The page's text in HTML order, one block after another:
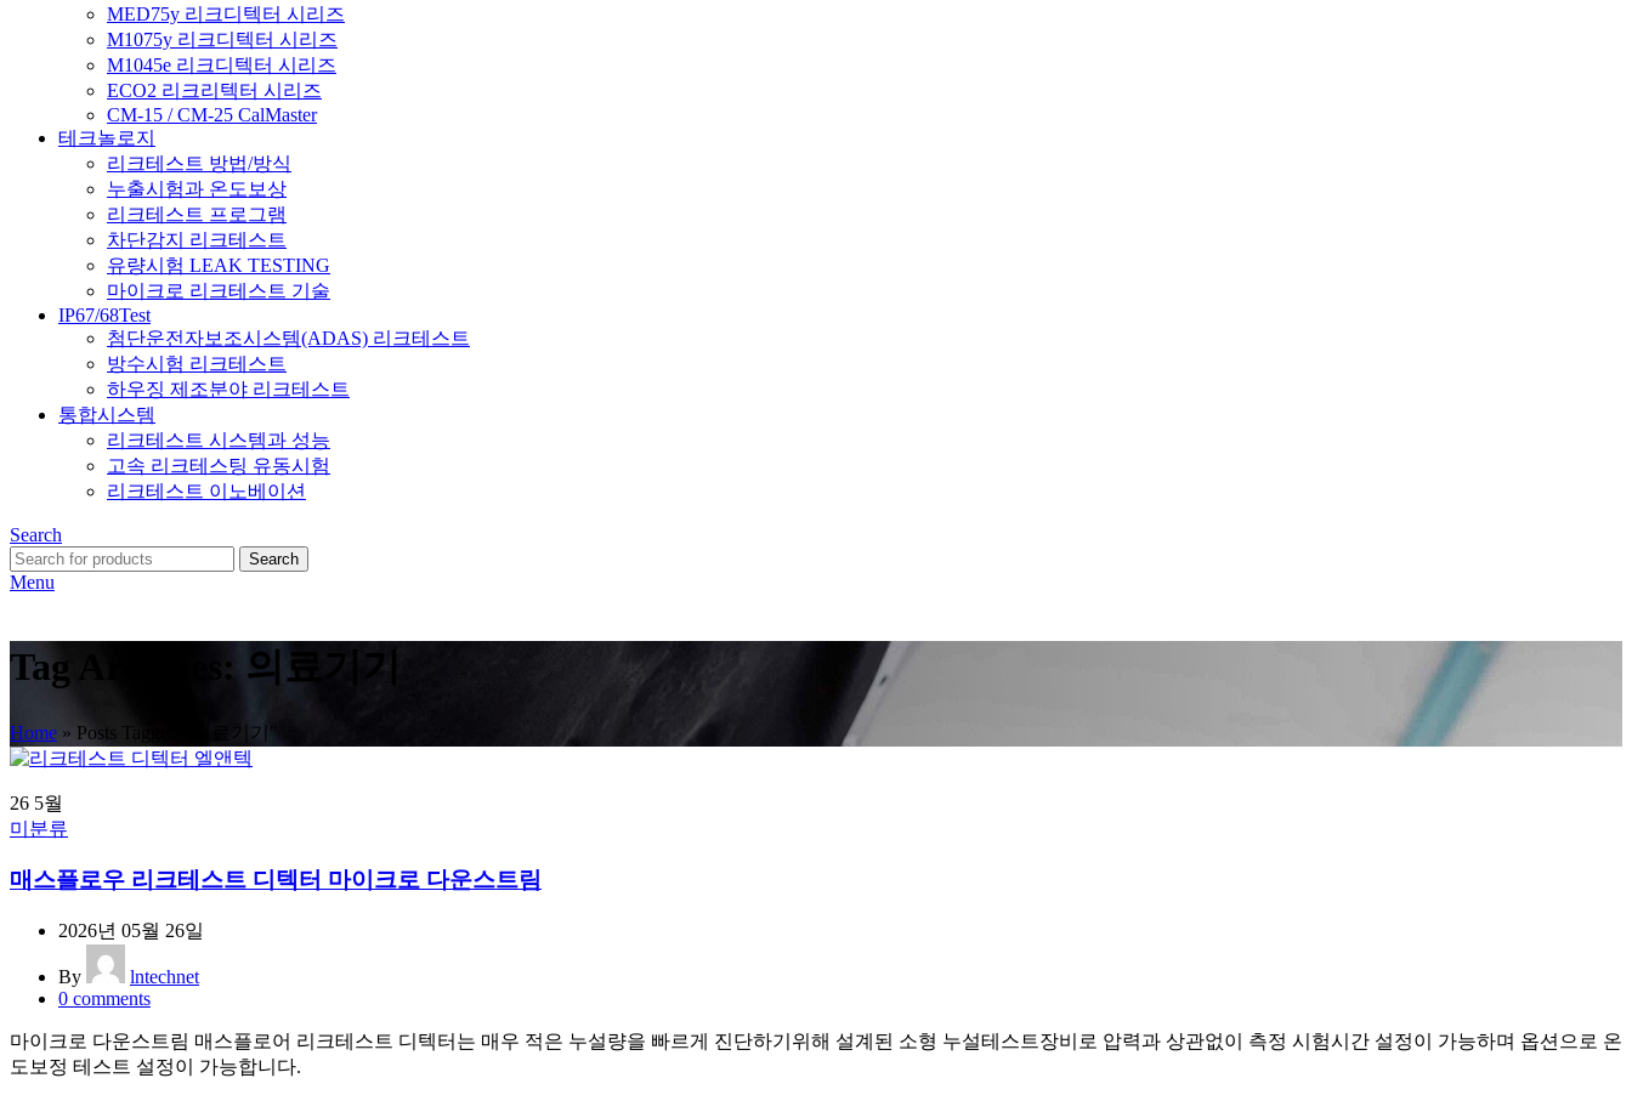
MED75y 리크디텍터 시리즈
M1075y 리크디텍터 시리즈
M1045e 리크디텍터 시리즈
ECO2 리크리텍터 시리즈
CM-15 / CM-25 CalMaster
테크놀로지
리크테스트 방법/방식
누출시험과 온도보상
리크테스트 프로그램
차단감지 리크테스트
유량시험 LEAK TESTING
마이크로 리크테스트 기술
IP67/68Test
첨단운전자보조시스템(ADAS) 리크테스트
방수시험 리크테스트
하우징 제조분야 리크테스트
통합시스템
리크테스트 시스템과 성능
고속 리크테스팅 유동시험
리크테스트 이노베이션
Search
Search
Menu
Tag Archives: 의료기기
Home » Posts Tagged "의료기기"
26 5월
미분류
매스플로우 리크테스트 디텍터 마이크로 다운스트림
2026년 05월 26일
By
lntechnet
0 comments
마이크로 다운스트림 매스플로어 리크테스트 디텍터는 매우 적은 누설량을 빠르게 진단하기위해 설계된 소형 누설테스트장비로 압력과 상관없이 측정 시험시간 설정이 가능하며 옵션으로 온
도보정 테스트 설정이 가능합니다.